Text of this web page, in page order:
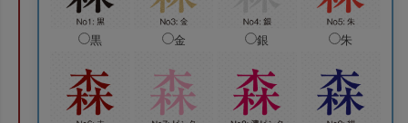
黒 金 銀 朱